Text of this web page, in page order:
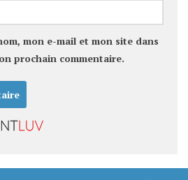
mon e-mail et mon site dans
prochain commentaire.